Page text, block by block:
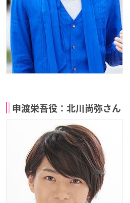
申渡栄吾役：北川尚弥さん